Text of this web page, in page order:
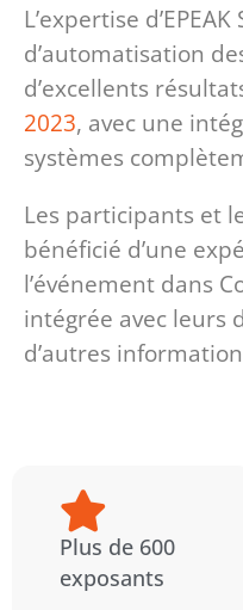
L’expertise
d’automatisation
d’excellents
2023, avec une
systèmes
Les participants et
bénéficié d’une
l’événement dans
intégrée avec leurs
d’autres
Plus de 600
exposants